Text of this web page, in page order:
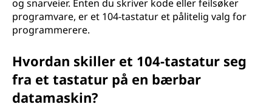
og snarveier. Enten du skriver kode eller feilsøker
programvare, er et 104-tastatur et pålitelig valg for
programmerere.
Hvordan skiller et 104-tastatur seg
fra et tastatur på en bærbar
datamaskin?